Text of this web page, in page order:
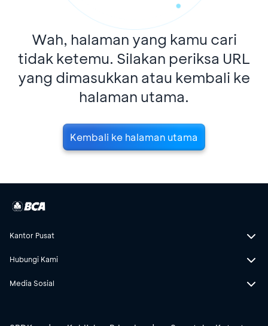
Wah, halaman yang kamu cari
tidak ketemu. Silakan periksa URL
yang dimasukkan atau kembali ke
halaman utama.
Kembali ke halaman utama
Kantor Pusat
Hubungi Kami
Media Sosial